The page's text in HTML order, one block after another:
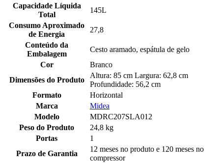
Capacidade Líquida
Total
145L
Consumo Aproximado
de Energia
27,8
Conteúdo da
Embalagem
Cesto aramado, espátula de gelo
Cor
Branco
Dimensões do Produto
Altura: 85 cm Largura: 62,8 cm
Profundidade: 56,2 cm
Formato
Horizontal
Marca
Midea
Modelo
MDRC207SLA012
Peso do Produto
24,8 kg
Portas
1
Prazo de Garantia
12 meses no produto e 120 meses no
compressor